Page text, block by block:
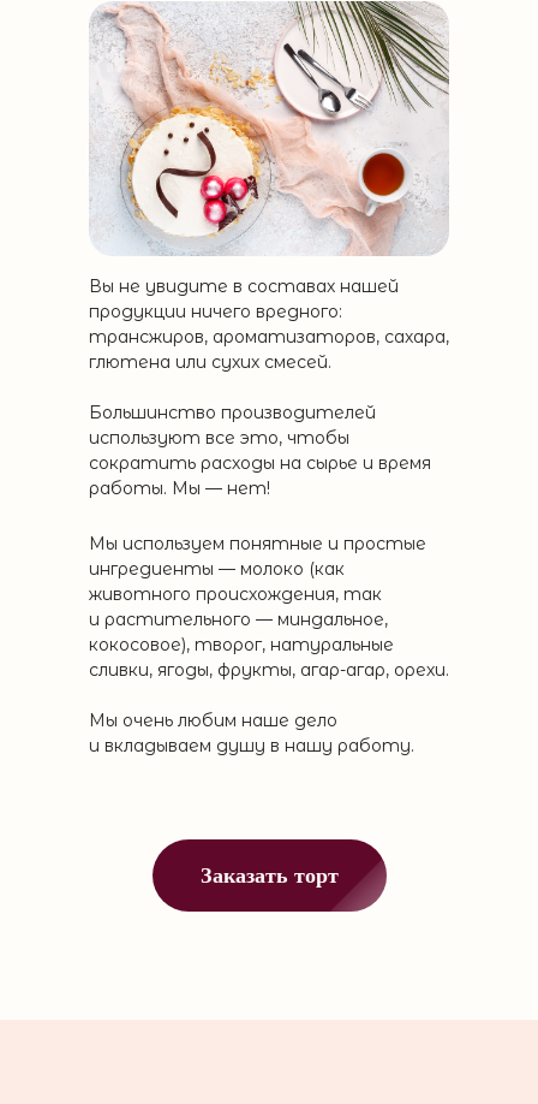
Вы не увидите в составах нашей
продукции ничего вредного:
трансжиров, ароматизаторов, сахара,
глютена или сухих смесей.
Большинство производителей
используют все это, чтобы
сократить расходы на сырье и время
работы. Мы — нет!
Мы используем понятные и простые
ингредиенты — молоко (как
животного происхождения, так
и растительного — миндальное,
кокосовое), творог, натуральные
сливки, ягоды, фрукты, агар-агар, орехи.
Мы очень любим наше дело
и вкладываем душу в нашу работу.
Заказать торт